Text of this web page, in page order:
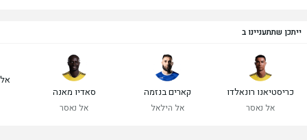
ייתכן שתתעניינו ב
כריסטיאנו רונאלדו
אל נאסר
קארים בנזמה
אל הילאל
סאדיו מאנה
אל נאסר